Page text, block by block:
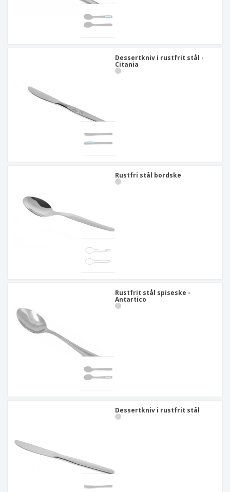
Dessertkniv i rustfrit stål -
Citania
Rustfri stål bordske
Rustfrit stål spiseske -
Antartico
Dessertkniv i rustfrit stål